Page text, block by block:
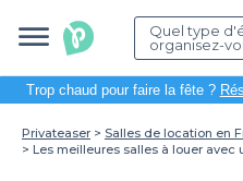
Quel type
organisez-
Trop chaud pour faire la fête ?
Privateaser Salles de location en
Les meilleures salles à louer avec